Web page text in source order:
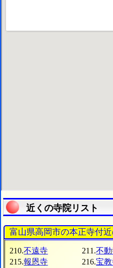
近くの寺院リスト
富山県高岡市の本正寺付
210.不遠寺 211.不
215.報恩寺 216.宝